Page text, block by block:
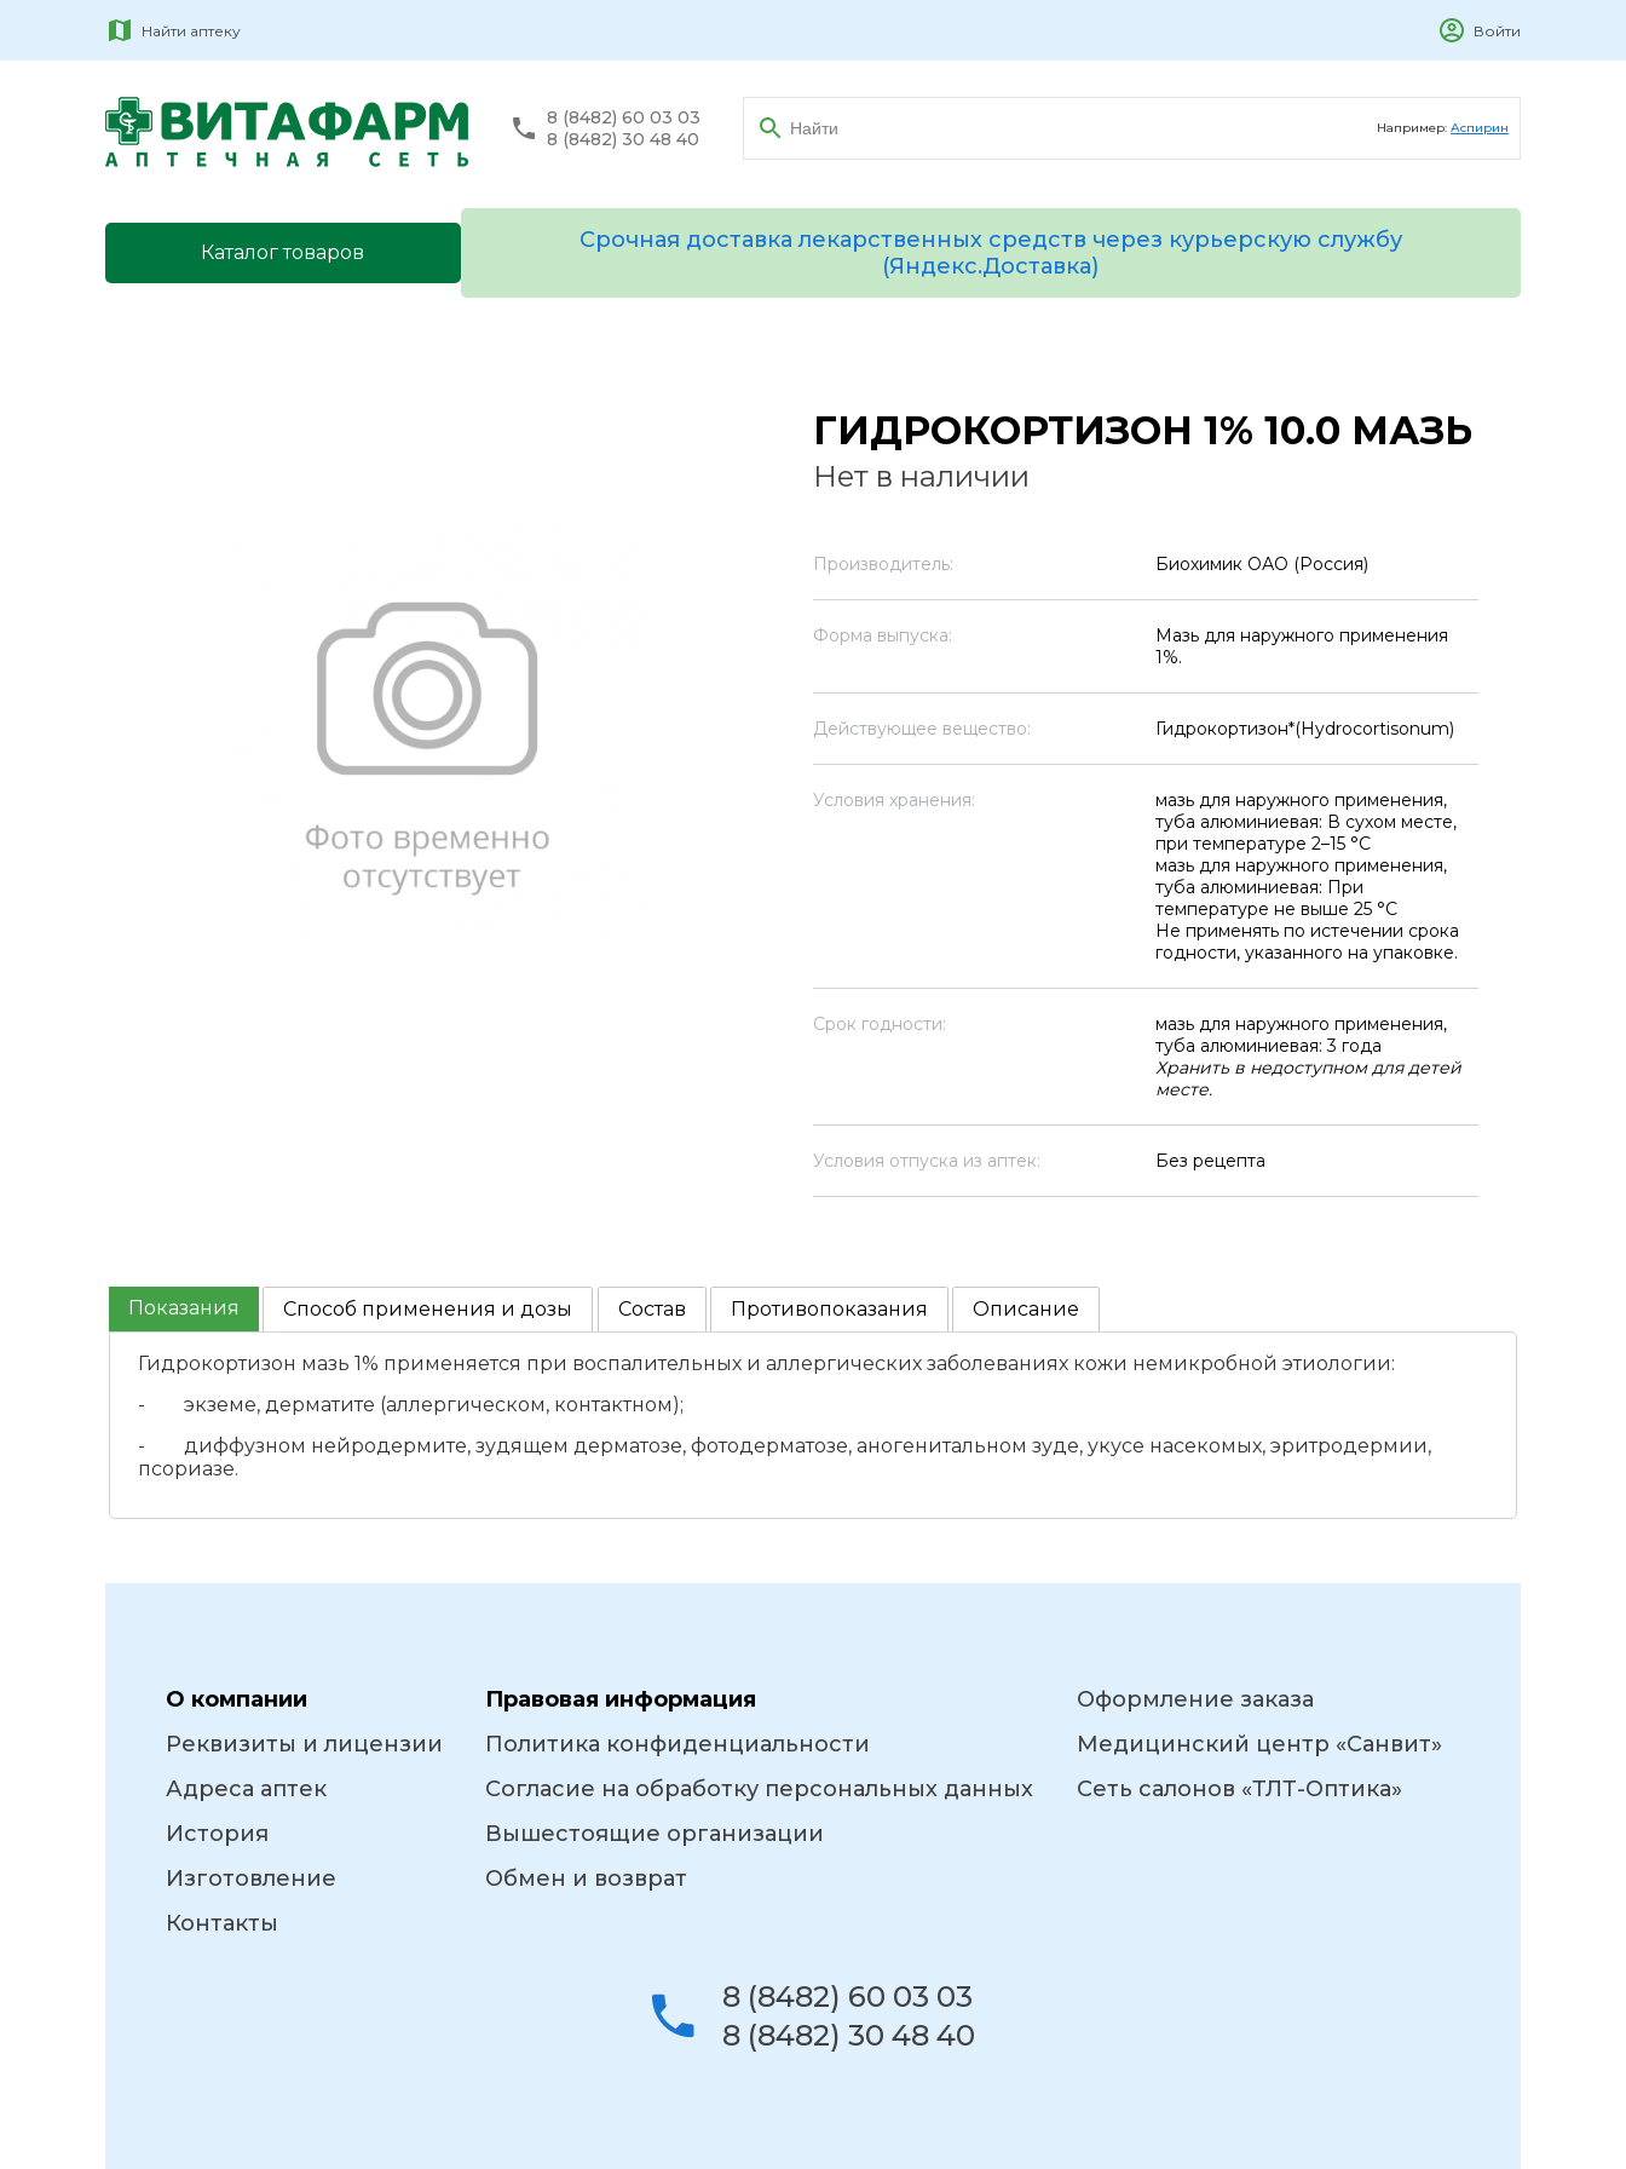
Найти аптеку Войти
8 (8482) 60 03 03
8 (8482) 30 48 40
Например: Аспирин
Каталог товаров
Срочная доставка лекарственных средств через курьерскую службу
(Яндекс.Доставка)
ГИДРОКОРТИЗОН 1% 10.0 МАЗЬ
Нет в наличии
Производитель: Биохимик ОАО (Россия)
Форма выпуска:
Мазь для наружного применения
1%.
Действующее вещество: Гидрокортизон*(Hydrocortisonum)
Условия хранения:
мазь для наружного применения,
туба алюминиевая: В сухом месте,
при температуре 2–15 °C
мазь для наружного применения,
туба алюминиевая: При
температуре не выше 25 °C
Не применять по истечении срока
годности, указанного на упаковке.
Срок годности:
мазь для наружного применения,
туба алюминиевая: 3 года
Хранить в недоступном для детей
месте.
Условия отпуска из аптек: Без рецепта
Показания Способ применения и дозы Состав Противопоказания Описание
Гидрокортизон мазь 1% применяется при воспалительных и аллергических заболеваниях кожи немикробной этиологии:
- экземе, дерматите (аллергическом, контактном);
- диффузном нейродермите, зудящем дерматозе, фотодерматозе, аногенитальном зуде, укусе насекомых, эритродермии,
псориазе.
О компании
Реквизиты и лицензии
Адреса аптек
История
Изготовление
Контакты
Правовая информация
Политика конфиденциальности
Согласие на обработку персональных данных
Вышестоящие организации
Обмен и возврат
Оформление заказа
Медицинский центр «Санвит»
Сеть салонов «ТЛТ-Оптика»
8 (8482) 60 03 03
8 (8482) 30 48 40